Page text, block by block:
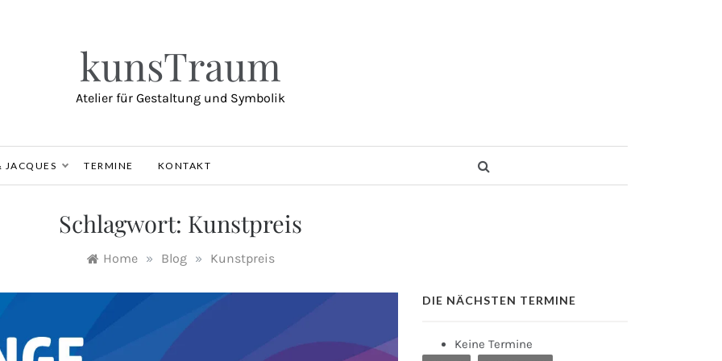
kunsTraum
Atelier für Gestaltung und Symbolik
JACQUES TERMINE KONTAKT
Schlagwort: Kunstpreis
Home » Blog » Kunstpreis
DIE NÄCHSTEN TERMINE
Keine Termine